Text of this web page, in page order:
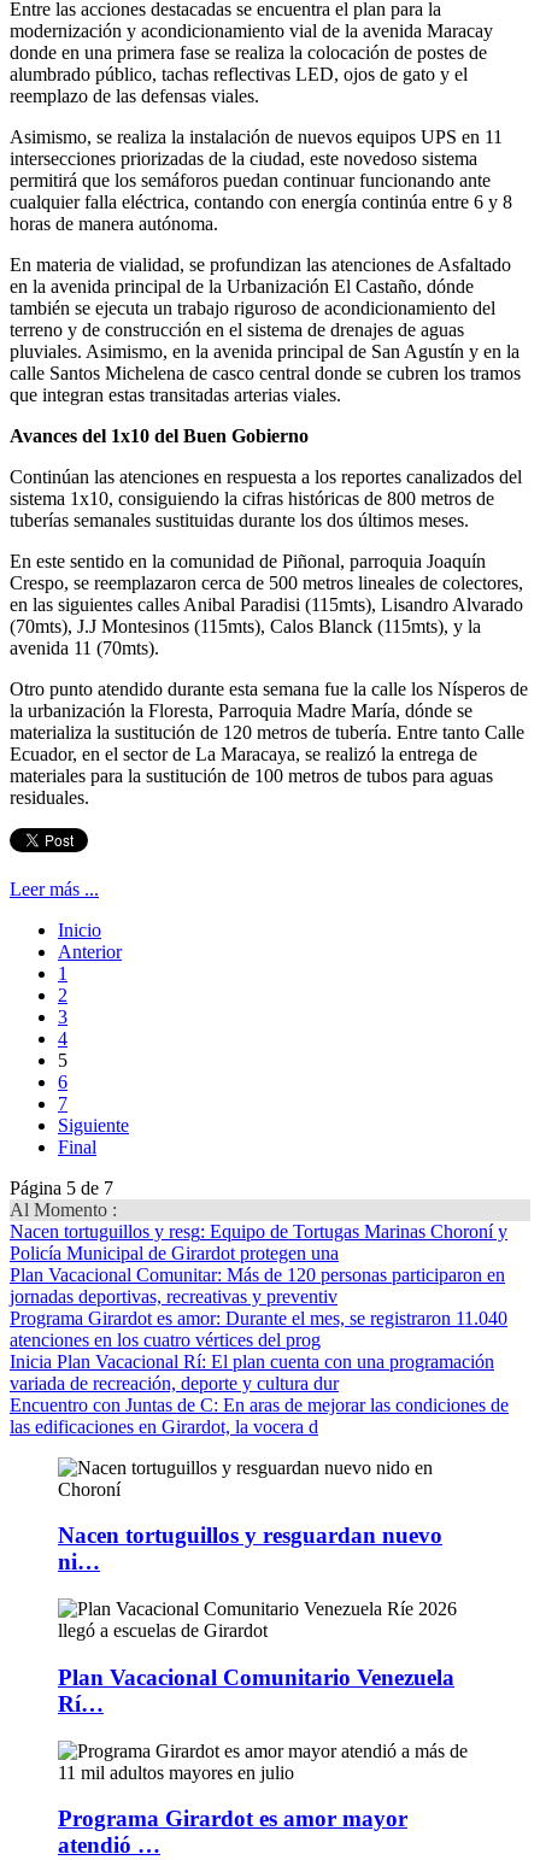
Entre las acciones destacadas se encuentra el plan para la
modernización y acondicionamiento vial de la avenida Maracay
donde en una primera fase se realiza la colocación de postes de
alumbrado público, tachas reflectivas LED, ojos de gato y el
reemplazo de las defensas viales.
Asimismo, se realiza la instalación de nuevos equipos UPS en 11
intersecciones priorizadas de la ciudad, este novedoso sistema
permitirá que los semáforos puedan continuar funcionando ante
cualquier falla eléctrica, contando con energía continúa entre 6 y 8
horas de manera autónoma.
En materia de vialidad, se profundizan las atenciones de Asfaltado
en la avenida principal de la Urbanización El Castaño, dónde
también se ejecuta un trabajo riguroso de acondicionamiento del
terreno y de construcción en el sistema de drenajes de aguas
pluviales. Asimismo, en la avenida principal de San Agustín y en la
calle Santos Michelena de casco central donde se cubren los tramos
que integran estas transitadas arterias viales.
Avances del 1x10 del Buen Gobierno
Continúan las atenciones en respuesta a los reportes canalizados del
sistema 1x10, consiguiendo la cifras históricas de 800 metros de
tuberías semanales sustituidas durante los dos últimos meses.
En este sentido en la comunidad de Piñonal, parroquia Joaquín
Crespo, se reemplazaron cerca de 500 metros lineales de colectores,
en las siguientes calles Anibal Paradisi (115mts), Lisandro Alvarado
(70mts), J.J Montesinos (115mts), Calos Blanck (115mts), y la
avenida 11 (70mts).
Otro punto atendido durante esta semana fue la calle los Nísperos de
la urbanización la Floresta, Parroquia Madre María, dónde se
materializa la sustitución de 120 metros de tubería. Entre tanto Calle
Ecuador, en el sector de La Maracaya, se realizó la entrega de
materiales para la sustitución de 100 metros de tubos para aguas
residuales.
Leer más ...
Inicio
Anterior
1
2
3
4
5
6
7
Siguiente
Final
Página 5 de 7
Al Momento :
Nacen tortuguillos y resg: Equipo de Tortugas Marinas Choroní y
Policía Municipal de Girardot protegen una
Plan Vacacional Comunitar: Más de 120 personas participaron en
jornadas deportivas, recreativas y preventiv
Programa Girardot es amor: Durante el mes, se registraron 11.040
atenciones en los cuatro vértices del prog
Inicia Plan Vacacional Rí: El plan cuenta con una programación
variada de recreación, deporte y cultura dur
Encuentro con Juntas de C: En aras de mejorar las condiciones de
las edificaciones en Girardot, la vocera d
Nacen tortuguillos y resguardan nuevo
ni…
Plan Vacacional Comunitario Venezuela
Rí…
Programa Girardot es amor mayor
atendió …